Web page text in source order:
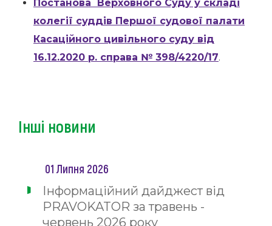
Постанова Верховного Суду у складі
колегії суддів Першої судової палати
Касаційного цивільного суду від
16.12.2020 р. справа № 398/4220/17.
Інші новини
01 Липня 2026
Інформаційний дайджест від
PRAVOKATOR за травень -
червень 2026 року